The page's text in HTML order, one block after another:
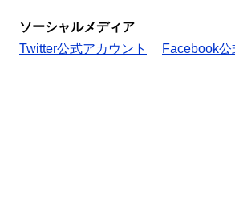
ソーシャルメディア
Twitter公式アカウント
Facebook公